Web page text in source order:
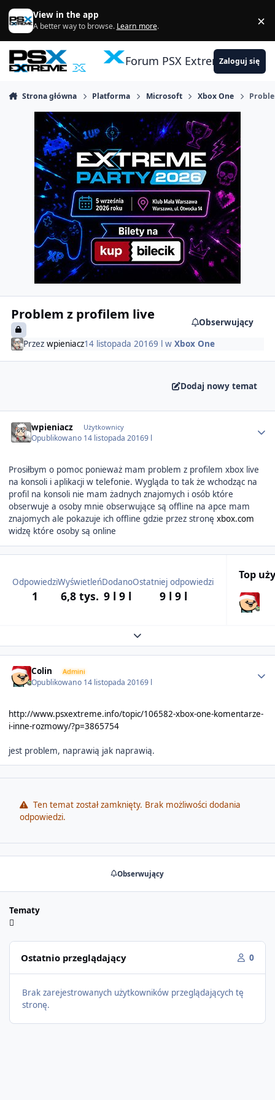
Skocz do zawartości
View in the app
A better way to browse. Learn more. ×
Forum PSX ExtremeZaloguj się
Strona główna Platforma Microsoft Xbox One
Problem z profilem live
Obserwujący
Przez wpieniacz14 listopada 20169 l w Xbox One
Dodaj nowy temat
wpieniacz Użytkownicy
Opublikowano 14 listopada 20169 l
Prosiłbym o pomoc ponieważ mam problem z profilem xbox live
na konsoli i aplikacji w telefonie. Wygląda to tak że wchodząc na
profil na konsoli nie mam żadnych znajomych i osób które
obserwuje a osoby mnie obserwujące są offline na apce mam
znajomych ale pokazuje ich offline gdzie przez stronę xbox.com
widzę które osoby są online
Odpowiedzi
1
Wyświetleń
6,8 tys.
Dodano
9 l 9 l
Ostatniej odpowiedzi
9 l 9 l
Top
Expand topic overview
Colin Admini
Opublikowano 14 listopada 20169 l
http://www.psxextreme.info/topic/106582-xbox-one-komentarze-
i-inne-rozmowy/?p=3865754
jest problem, naprawią jak naprawią.
Ten temat został zamknięty. Brak możliwości dodania
odpowiedzi.
Obserwujący
Tematy
Ostatnio przeglądający 0
Brak zarejestrowanych użytkowników przeglądających tę
stronę.